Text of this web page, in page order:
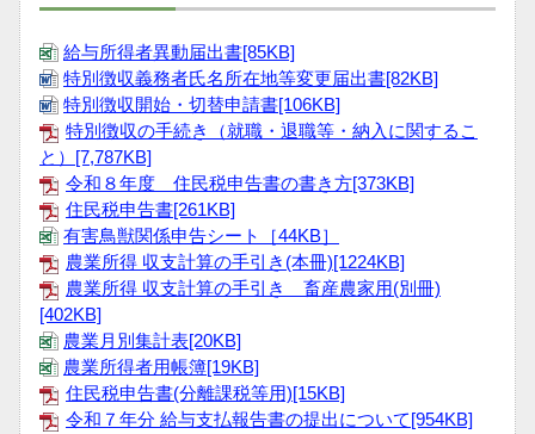
給与所得者異動届出書[85KB]
特別徴収義務者氏名所在地等変更届出書[82KB]
特別徴収開始・切替申請書[106KB]
特別徴収の手続き（就職・退職等・納入に関するこ
と）[7,787KB]
令和８年度 住民税申告書の書き方[373KB]
住民税申告書[261KB]
有害鳥獣関係申告シート［44KB］
農業所得 収支計算の手引き(本冊)[1224KB]
農業所得 収支計算の手引き 畜産農家用(別冊)
[402KB]
農業月別集計表[20KB]
農業所得者用帳簿[19KB]
住民税申告書(分離課税等用)[15KB]
令和７年分 給与支払報告書の提出について[954KB]